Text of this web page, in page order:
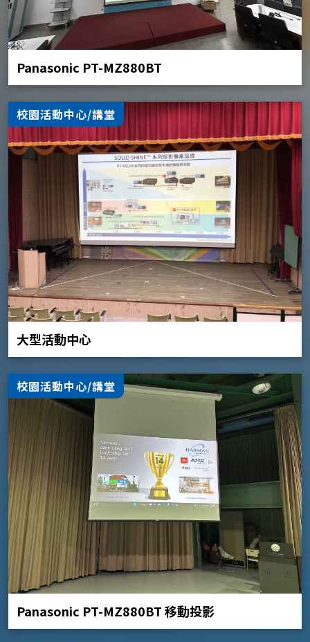
Panasonic PT-MZ880BT
校園活動中心/講堂
大型活動中心
校園活動中心/講堂
Panasonic PT-MZ880BT 移動投影